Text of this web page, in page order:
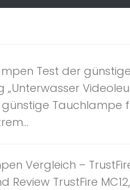
Test der
„Unterwasser
Vergleich – TrustFire
Review TrustFire